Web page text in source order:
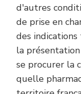
d'autres
de prise en
des
la
se procurer la
quelle